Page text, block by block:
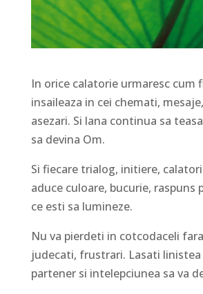
In orice calatorie urmaresc cum
insaileaza in cei chemati,
asezari. Si lana continua sa
sa devina Om.
Si fiecare trialog, initiere,
aduce culoare, bucurie, raspuns
ce esti sa lumineze.
Nu va pierdeti in cotcodaceli
judecati, frustrari. Lasati linistea
partener si intelepciunea sa va